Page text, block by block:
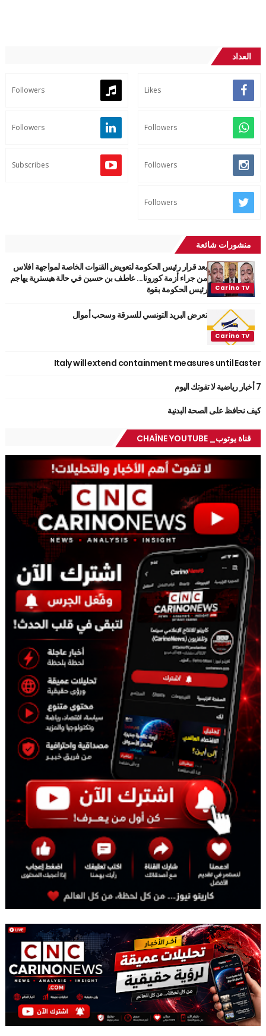
العداد
Likes
Followers
Followers
Followers
Followers
Subscribes
Followers
منشورات شائعة
بعد قرار رئيس الحكومة لتعويض القنوات الخاصة لمواجهة افلاس
من جراء أزمة كورونا... عاطف بن حسين في حالة هيسترية يهاجم
رئيس الحكومة بقوة
تعرض البريد التونسي للسرقة وسحب أموال
Italy will extend containment measures until Easter
7 أخبار رياضية لا تفوتك اليوم
كيف نحافظ على الصحة البدنية
قناة يوتوب_ CHAÎNE YOUTUBE